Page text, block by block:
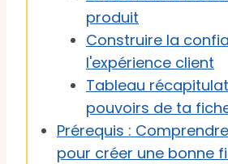
produit
Construire la
l'expérience client
Tableau
pouvoirs de ta
Prérequis :
pour créer une bonne